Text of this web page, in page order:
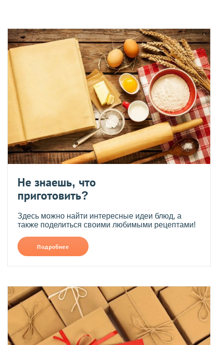
Не знаешь, что
приготовить?
Здесь можно найти интересные идеи блюд, а
также поделиться своими любимыми рецептами!
Подробнее